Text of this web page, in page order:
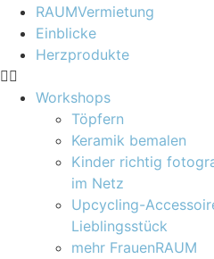
RAUMVermietung
Einblicke
Herzprodukte
Workshops
Töpfern
Keramik bemalen
Kinder richtig
im Netz
Upcycling-
Lieblingsstück
mehr FrauenRAUM